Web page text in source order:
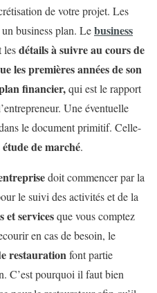
de votre projet. Les
business plan. Lebusiness
lesdétails à suivre au cours de
les premières années de son
financier,qui est le rapport
Une éventuelle
le document primitif. Celle-
étude de marché.
doit commencer par la
le suivi des activités et de la
et servicesque vous comptez
en cas de besoin, le
restaurationfont partie
C’est pourquoi il faut bien